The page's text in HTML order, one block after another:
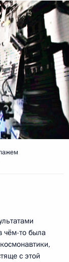
чём-то была
с этой